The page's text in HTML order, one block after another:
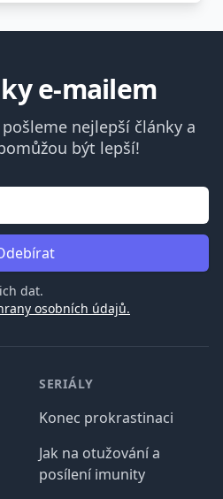
e-mailem
nejlepší články a
být lepší!
dat.
osobních údajů.
SERIÁLY
Konec prokrastinaci
Jak na otužování a
posílení imunity